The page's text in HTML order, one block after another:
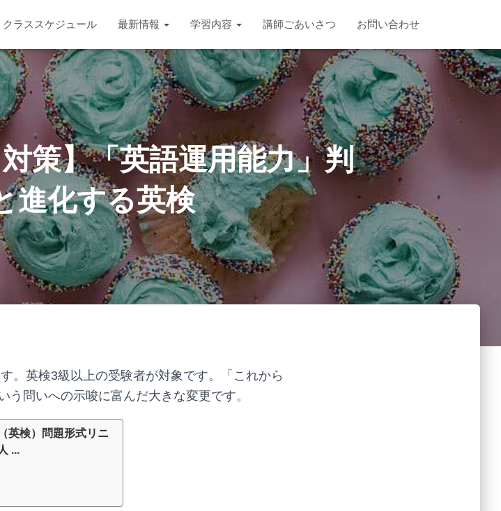
クラススケジュール 最新情報 学習内容 講師ごあいさつ お問い合わせ
策】「英語運用能力」判
進化する英検
。英検3級以上の受験者が対象です。「これから
問いへの示唆に富んだ大きな変更です。
英検）問題形式リニ
...